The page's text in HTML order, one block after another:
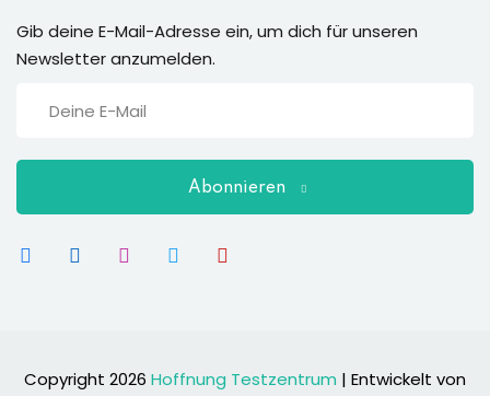
Gib deine E-Mail-Adresse ein, um dich für unseren
Newsletter anzumelden.
Abonnieren
Copyright 2026 Hoffnung Testzentrum | Entwickelt von